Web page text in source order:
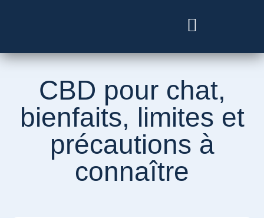
CBD pour chat,
bienfaits, limites et
précautions à
connaître